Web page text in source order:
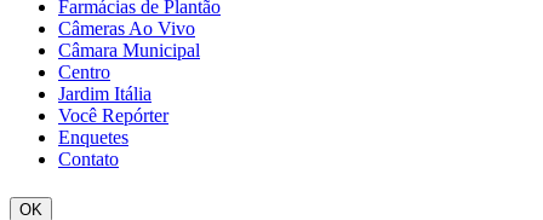
Farmácias de Plantão
Câmeras Ao Vivo
Câmara Municipal
Centro
Jardim Itália
Você Repórter
Enquetes
Contato
OK